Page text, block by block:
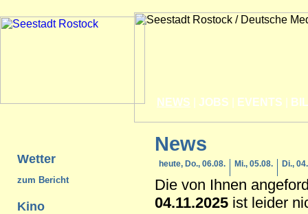
NEWS JOBS EVENTS
Wetter
zum Bericht
Kino
News
heute, Do., 06.08. Mi., 05.08. Di.,
Die von Ihnen
04.11.2025 ist leider